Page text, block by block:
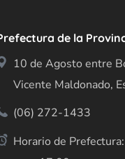
de la
10 de Agosto entre
Vicente Maldonado,
(06) 272-1433
Horario de